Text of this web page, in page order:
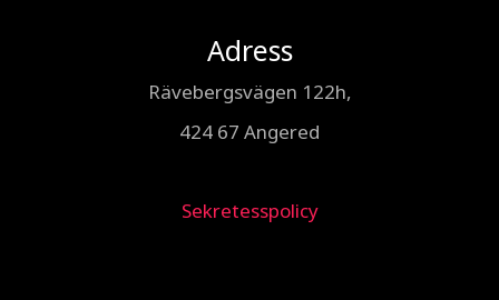
Adress
Rävebergsvägen 122h,
424 67 Angered
Sekretesspolicy